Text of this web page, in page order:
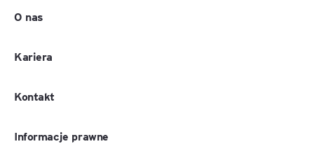
O nas
Kariera
Kontakt
Informacje prawne